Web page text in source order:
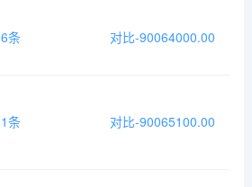
6条 对比-90064000.00
1条 对比-90065100.00